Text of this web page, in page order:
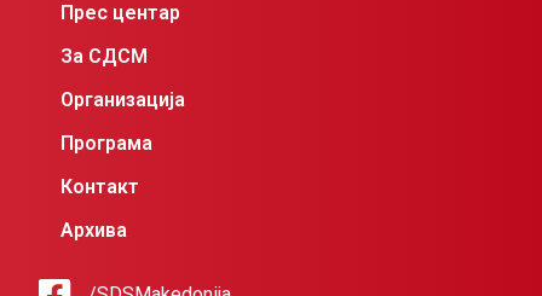
Прес центар
За СДСМ
Организација
Програма
Контакт
Архива